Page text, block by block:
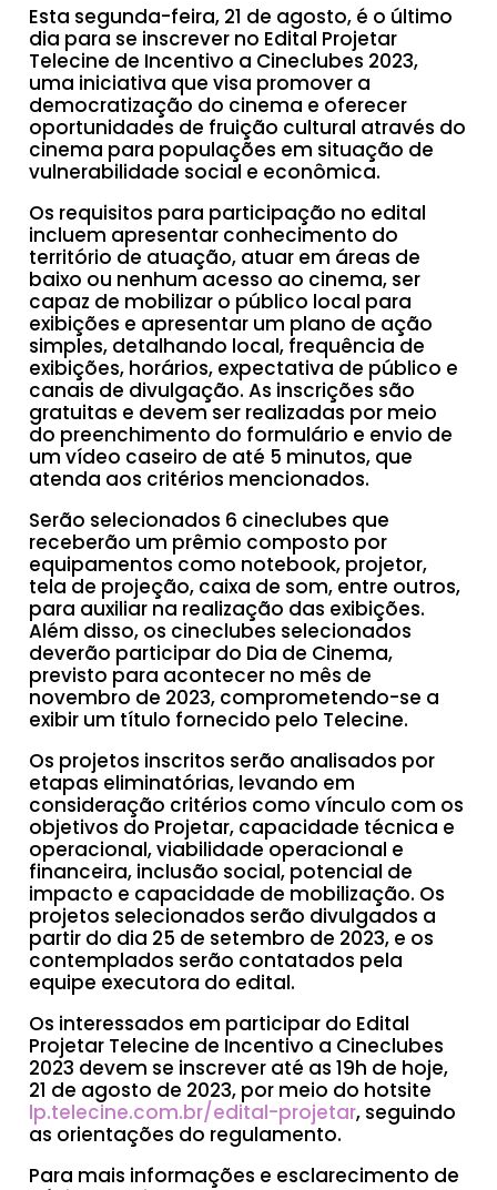
Esta segunda-feira, 21 de agosto, é o último
dia para se inscrever no Edital Projetar
Telecine de Incentivo a Cineclubes 2023,
uma iniciativa que visa promover a
democratização do cinema e oferecer
oportunidades de fruição cultural através do
cinema para populações em situação de
vulnerabilidade social e econômica.
Os requisitos para participação no edital
incluem apresentar conhecimento do
território de atuação, atuar em áreas de
baixo ou nenhum acesso ao cinema, ser
capaz de mobilizar o público local para
exibições e apresentar um plano de ação
simples, detalhando local, frequência de
exibições, horários, expectativa de público e
canais de divulgação. As inscrições são
gratuitas e devem ser realizadas por meio
do preenchimento do formulário e envio de
um vídeo caseiro de até 5 minutos, que
atenda aos critérios mencionados.
Serão selecionados 6 cineclubes que
receberão um prêmio composto por
equipamentos como notebook, projetor,
tela de projeção, caixa de som, entre outros,
para auxiliar na realização das exibições.
Além disso, os cineclubes selecionados
deverão participar do Dia de Cinema,
previsto para acontecer no mês de
novembro de 2023, comprometendo-se a
exibir um título fornecido pelo Telecine.
Os projetos inscritos serão analisados por
etapas eliminatórias, levando em
consideração critérios como vínculo com os
objetivos do Projetar, capacidade técnica e
operacional, viabilidade operacional e
financeira, inclusão social, potencial de
impacto e capacidade de mobilização. Os
projetos selecionados serão divulgados a
partir do dia 25 de setembro de 2023, e os
contemplados serão contatados pela
equipe executora do edital.
Os interessados em participar do Edital
Projetar Telecine de Incentivo a Cineclubes
2023 devem se inscrever até as 19h de hoje,
21 de agosto de 2023, por meio do hotsite
lp.telecine.com.br/edital-projetar, seguindo
as orientações do regulamento.
Para mais informações e esclarecimento de